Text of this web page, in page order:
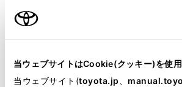
当ウェブサイトはCookie(クッキー)を使用
当ウェブサイト(toyota.jp
2,960,100
ガソリン1.5L CVT 2WD 5
2,341,900円（税込）